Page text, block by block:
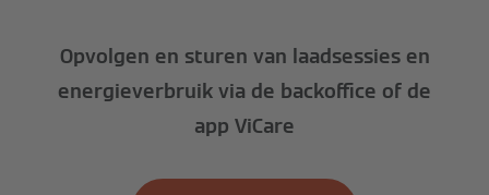
Opvolgen en sturen van laadsessies en
energieverbruik via de backoffice of de
app ViCare